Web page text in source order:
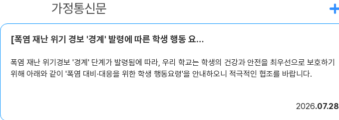
가정통신문
[폭염 재난 위기 경보 '경계' 발령에 따른 학생 행동 요령 안내]
폭염 재난 위기경보 '경계' 단계가 발령됨에 따라, 우리 학교는 학생의 건강과 안전을 최우선으로 보호하기
위해 아래와 같이 '폭염 대비·대응을 위한 학생 행동요령'을 안내하오니 적극적인 협조를 바랍니다.
2026 07.28